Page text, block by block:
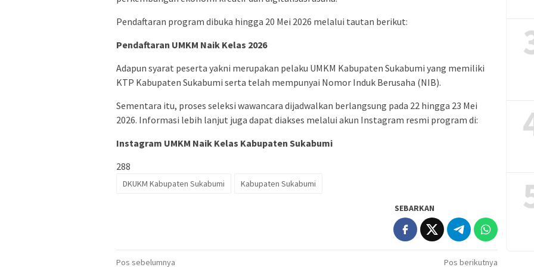
Pendaftaran program dibuka hingga 20 Mei 2026 melalui tautan berikut:
Pendaftaran UMKM Naik Kelas 2026
Adapun syarat peserta yakni merupakan pelaku UMKM Kabupaten Sukabumi yang memiliki
KTP Kabupaten Sukabumi serta telah mempunyai Nomor Induk Berusaha (NIB).
Sementara itu, proses seleksi wawancara dijadwalkan berlangsung pada 22 hingga 23 Mei
2026. Informasi lebih lanjut juga dapat diakses melalui akun Instagram resmi program di:
Instagram UMKM Naik Kelas Kabupaten Sukabumi
288
DKUKM Kabupaten Sukabumi Kabupaten Sukabumi
SEBARKAN
Pos sebelumnya Pos berikutnya